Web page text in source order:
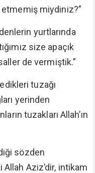
etmemiş miydiniz?”
yurtlarında
size apaçık
de vermiştik.”
tuzağı
yerinden
tuzakları Allah’ın
sözden
Allah Aziz’dir, intikam